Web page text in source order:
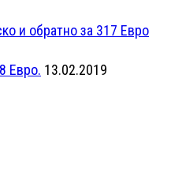
и обратно за 317 Евро
Евро. 13.02.2019